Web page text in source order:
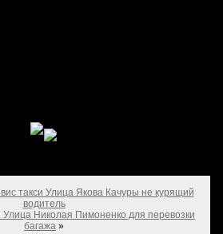
такси Улица Якова Качуры не курящий
водитель
Улица Николая Пимоненко для перевозки
багажа »